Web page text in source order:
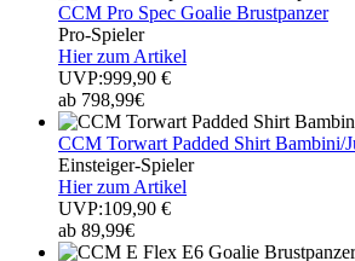
CCM Pro Spec Goalie Brustpanzer
Pro-Spieler
Hier zum Artikel
UVP:999,90 €
ab 798,99€
CCM Torwart Padded Shirt Bambini/
Einsteiger-Spieler
Hier zum Artikel
UVP:109,90 €
ab 89,99€